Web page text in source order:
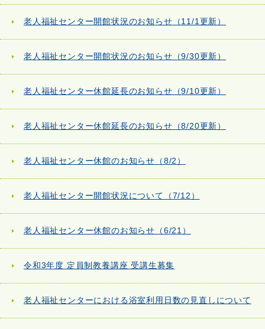
老人福祉センター開館状況のお知らせ（11/1更新）
老人福祉センター開館状況のお知らせ（9/30更新）
老人福祉センター休館延長のお知らせ（9/10更新）
老人福祉センター休館延長のお知らせ（8/20更新）
老人福祉センター休館のお知らせ（8/2）
老人福祉センター開館状況について（7/12）
老人福祉センター休館のお知らせ（6/21）
令和3年度 定員制教養講座 受講生募集
老人福祉センターにおける浴室利用日数の見直しについて